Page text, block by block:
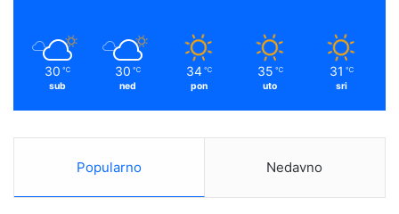
30 ℃
sub
30 ℃
ned
34 ℃
pon
35 ℃
uto
31 ℃
sri
Popularno Nedavno